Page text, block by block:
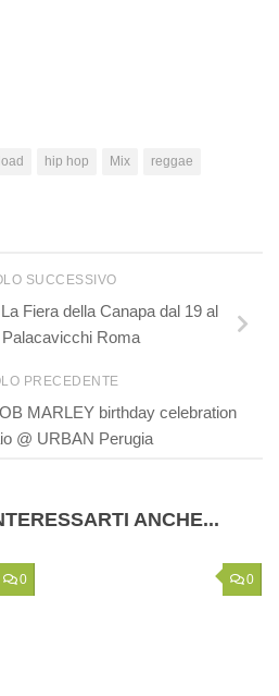
hip hop Mix
reggae
SUCCESSIVO
Fiera della Canapa dal 19 al
Roma
PRECEDENTE
MARLEY birthday celebration
@ URBAN Perugia
ANCHE...
0 0